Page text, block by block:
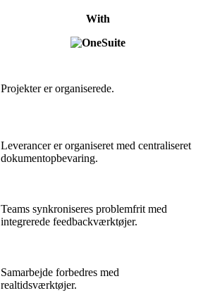
With
Projekter er organiserede.
Leverancer er organiseret med centraliseret
dokumentopbevaring.
Teams synkroniseres problemfrit med
integrerede feedbackværktøjer.
Samarbejde forbedres med
realtidsværktøjer.